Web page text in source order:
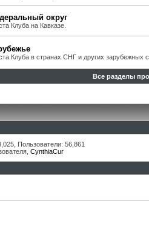
округ
Клуба на Кавказе.
Клуба в странах СНГ и других зарубежных
Все разделы
Пользователи: 56,861
CynthiaCur